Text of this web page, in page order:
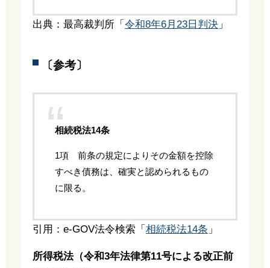
出典：最高裁判所「 令和8年6月23日判決」
〔参考〕
相続税法14条
1項 前条の規定によりその金額を控除
すべき債務は、確実と認められるもの
に限る。
引用：e-GOV法令検索「 相続税法14条 」
所得税法（令和3年法律第11号による改正前